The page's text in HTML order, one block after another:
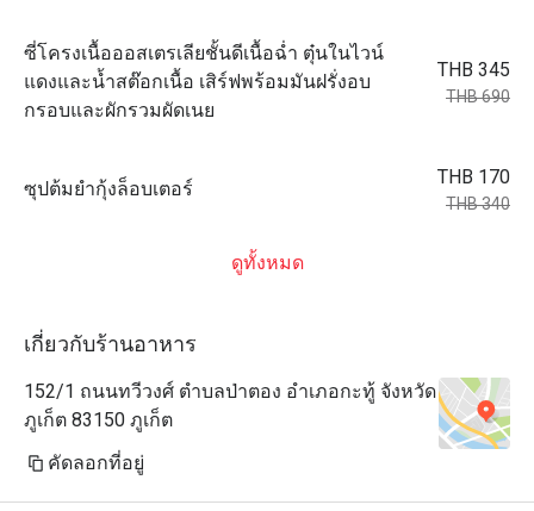
ซี่โครงเนื้อออสเตรเลียชั้นดีเนื้อฉ่ำ ตุ๋นในไวน์
แดงและน้ำสต๊อกเนื้อ เสิร์ฟพร้อมมันฝรั่งอบ
กรอบและผักรวมผัดเนย
THB 345
THB 690
ซุปต้มยำกุ้งล็อบเตอร์
THB 170
THB 340
ดูทั้งหมด
เกี่ยวกับร้านอาหาร
152/1 ถนนทวีวงศ์ ตำบลป่าตอง อำเภอกะทู้ จังหวัด
ภูเก็ต 83150 ภูเก็ต
คัดลอกที่อยู่